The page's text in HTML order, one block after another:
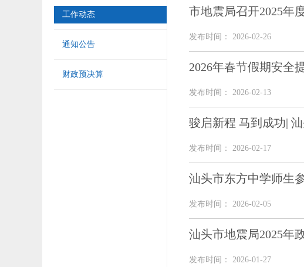
工作动态
通知公告
财政预决算
市地震局召开2025年
发布时间： 2026-02-26
2026年春节假期安全
发布时间： 2026-02-13
骏启新程 马到成功|
发布时间： 2026-02-17
汕头市东方中学师生
发布时间： 2026-02-05
汕头市地震局2025年
发布时间： 2026-01-27